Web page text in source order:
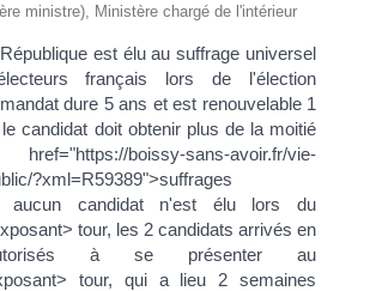
ministre), Ministère chargé de l'intérieur
est élu au suffrage universel
français lors de l'élection
dure 5 ans et est renouvelable 1
candidat doit obtenir plus de la moitié
boissy-sans-avoir.fr/vie-
?xml=R59389">suffrages
aucun candidat n'est élu lors du
tour, les 2 candidats arrivés en
à se présenter au
tour, qui a lieu 2 semaines